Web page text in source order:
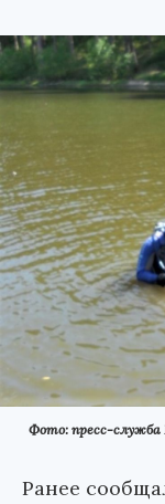
Фото: пресс-
Ранее